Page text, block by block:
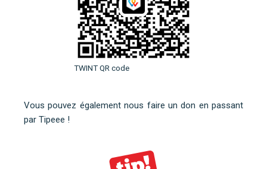
TWINT QR code
Vous pouvez également nous faire un don en passant
par Tipeee !